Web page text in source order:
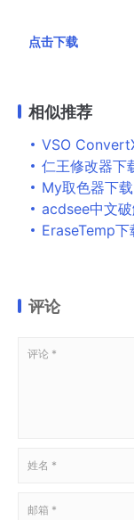
点击下载
相似推荐
VSO ConvertXtoDVD
仁王修改器下载
My取色器下
acdsee中文破解版下
EraseTemp下载
评论